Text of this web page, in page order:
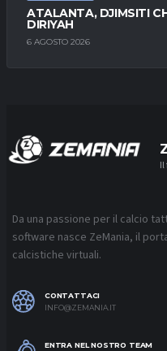
ATALANTA, DJIMSITI
DIRIYAH
6 AGOSTO 2026
Da una passione per il calcio
software nasce ZeMania, il
calcistiche virtuali.
CONTATTACI
INFO@ZEMANIA.IT
ENTRA NEL NOSTRO TEAM